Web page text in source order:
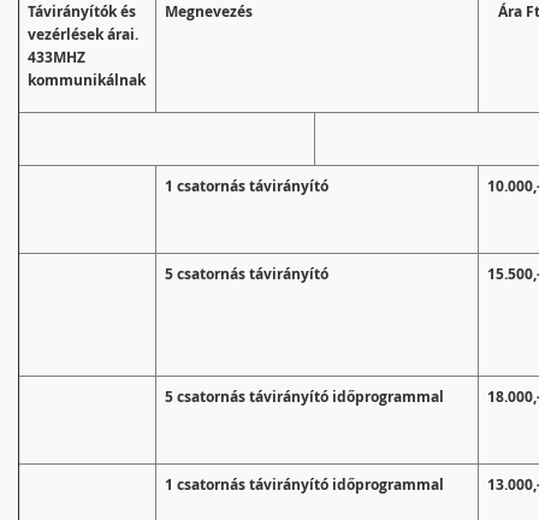
Távirányítók és
vezérlések árai.
433MHZ
kommunikálnak
Megnevezés Ára
1 csatornás távirányító
5 csatornás távirányító
5 csatornás távirányító időprogrammal
1 csatornás távirányító időprogrammal